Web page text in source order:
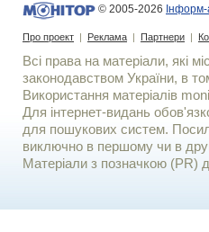
© 2005-2026 Інформ-
Про проект | Реклама | Партнери |
Всі права на матеріали, які
законодавством України, в
Використання матерiалiв
Для iнтернет-видань
для пошукових систем.
виключно в першому чи в
Матеріали з позначкою (PR)